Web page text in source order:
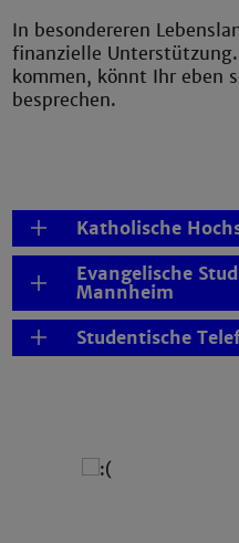
In besondereren
finanzielle
kommen, könnt Ihr eben
besprechen.
Katholische
Evangelische
Mannheim
Studentische